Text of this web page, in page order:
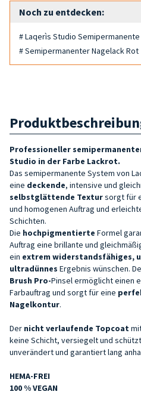
Noch zu entdecken:
# Laqerìs Studio
# Semipermanenter Nagelack Rot
Professioneller
Studio in der Farbe Lackrot.
Das semipermanente System von
eine deckende, intensive und
selbstglättende Textursorgt für
und homogenen Auftrag und
Schichten.
Die hochpigmentierte Formel
Auftrag eine brillante und
ein extrem widerstandsfähiges,
ultradünnes Ergebnis wünschen.
Brush Pro-Pinsel ermöglicht einen
Farbauftrag und sorgt für eine
Nagelkontur.
Der nicht verlaufende Topcoat
keine Schicht, versiegelt und
unverändert und garantiert lang
HEMA-FREI
100 % VEGAN